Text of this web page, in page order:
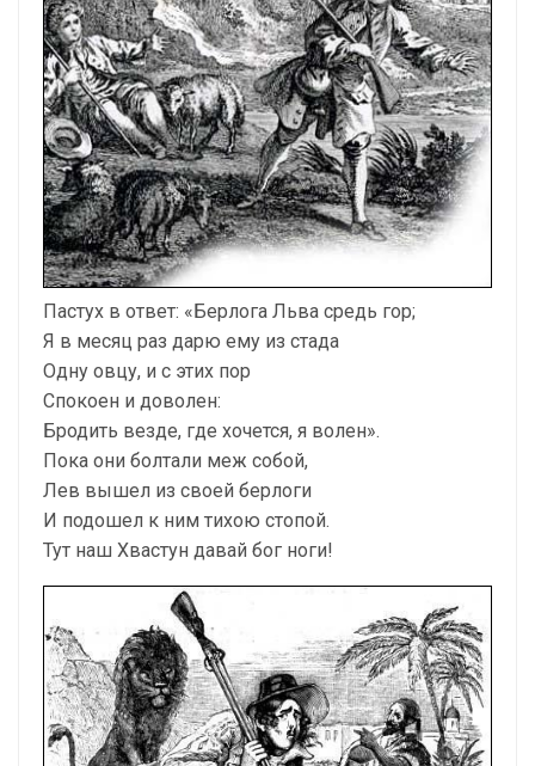
Пастух в ответ: «Берлога Льва средь гор;
Я в месяц раз дарю ему из стада
Одну овцу, и с этих пор
Спокоен и доволен:
Бродить везде, где хочется, я волен».
Пока они болтали меж собой,
Лев вышел из своей берлоги
И подошел к ним тихою стопой.
Тут наш Хвастун давай бог ноги!